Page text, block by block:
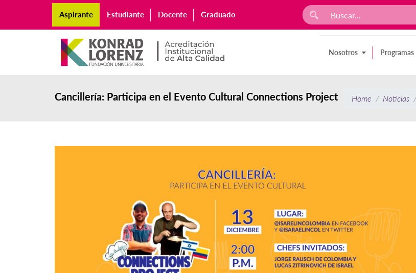
Aspirante Estudiante Docente Graduado
Nosotros Programas
Cancillería: Participa en el Evento Cultural Connections Project Home Noticias